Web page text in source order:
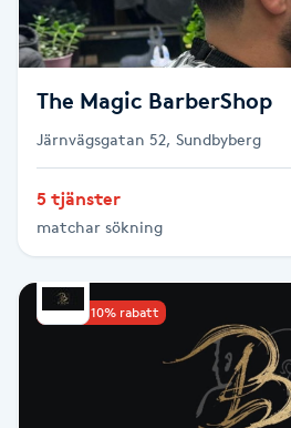
Brynfärgning
Brynplockning
Bröllopsuppsättning
Celluliter
Coachning
The Magic BarberShop
Järnvägsgatan 52, Sundbyberg
5 tjänster
matchar sökning
Upp till 10% rabatt